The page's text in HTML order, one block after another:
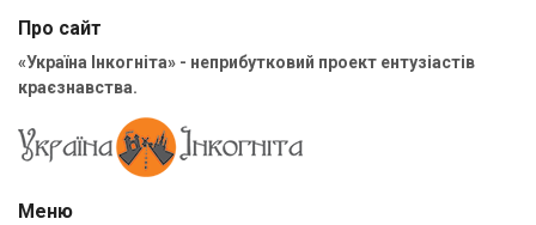
Про сайт
«Україна Інкогніта» - неприбутковий проект ентузіастів
краєзнавства.
Меню